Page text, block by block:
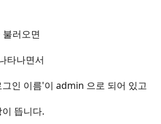
러오면
타나면서
인 이름'이 admin 으로 되어 있고
뜹니다.